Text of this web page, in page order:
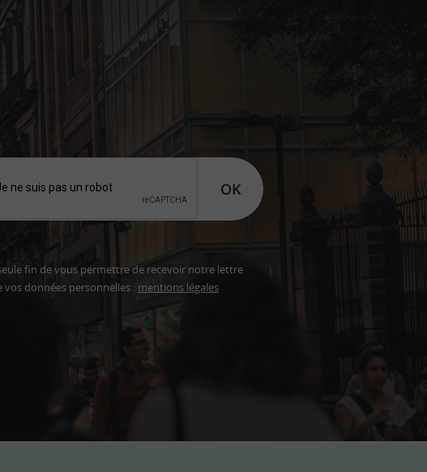
OK
fin de vous permettre de recevoir notre lettre
données personnelles : mentions légales